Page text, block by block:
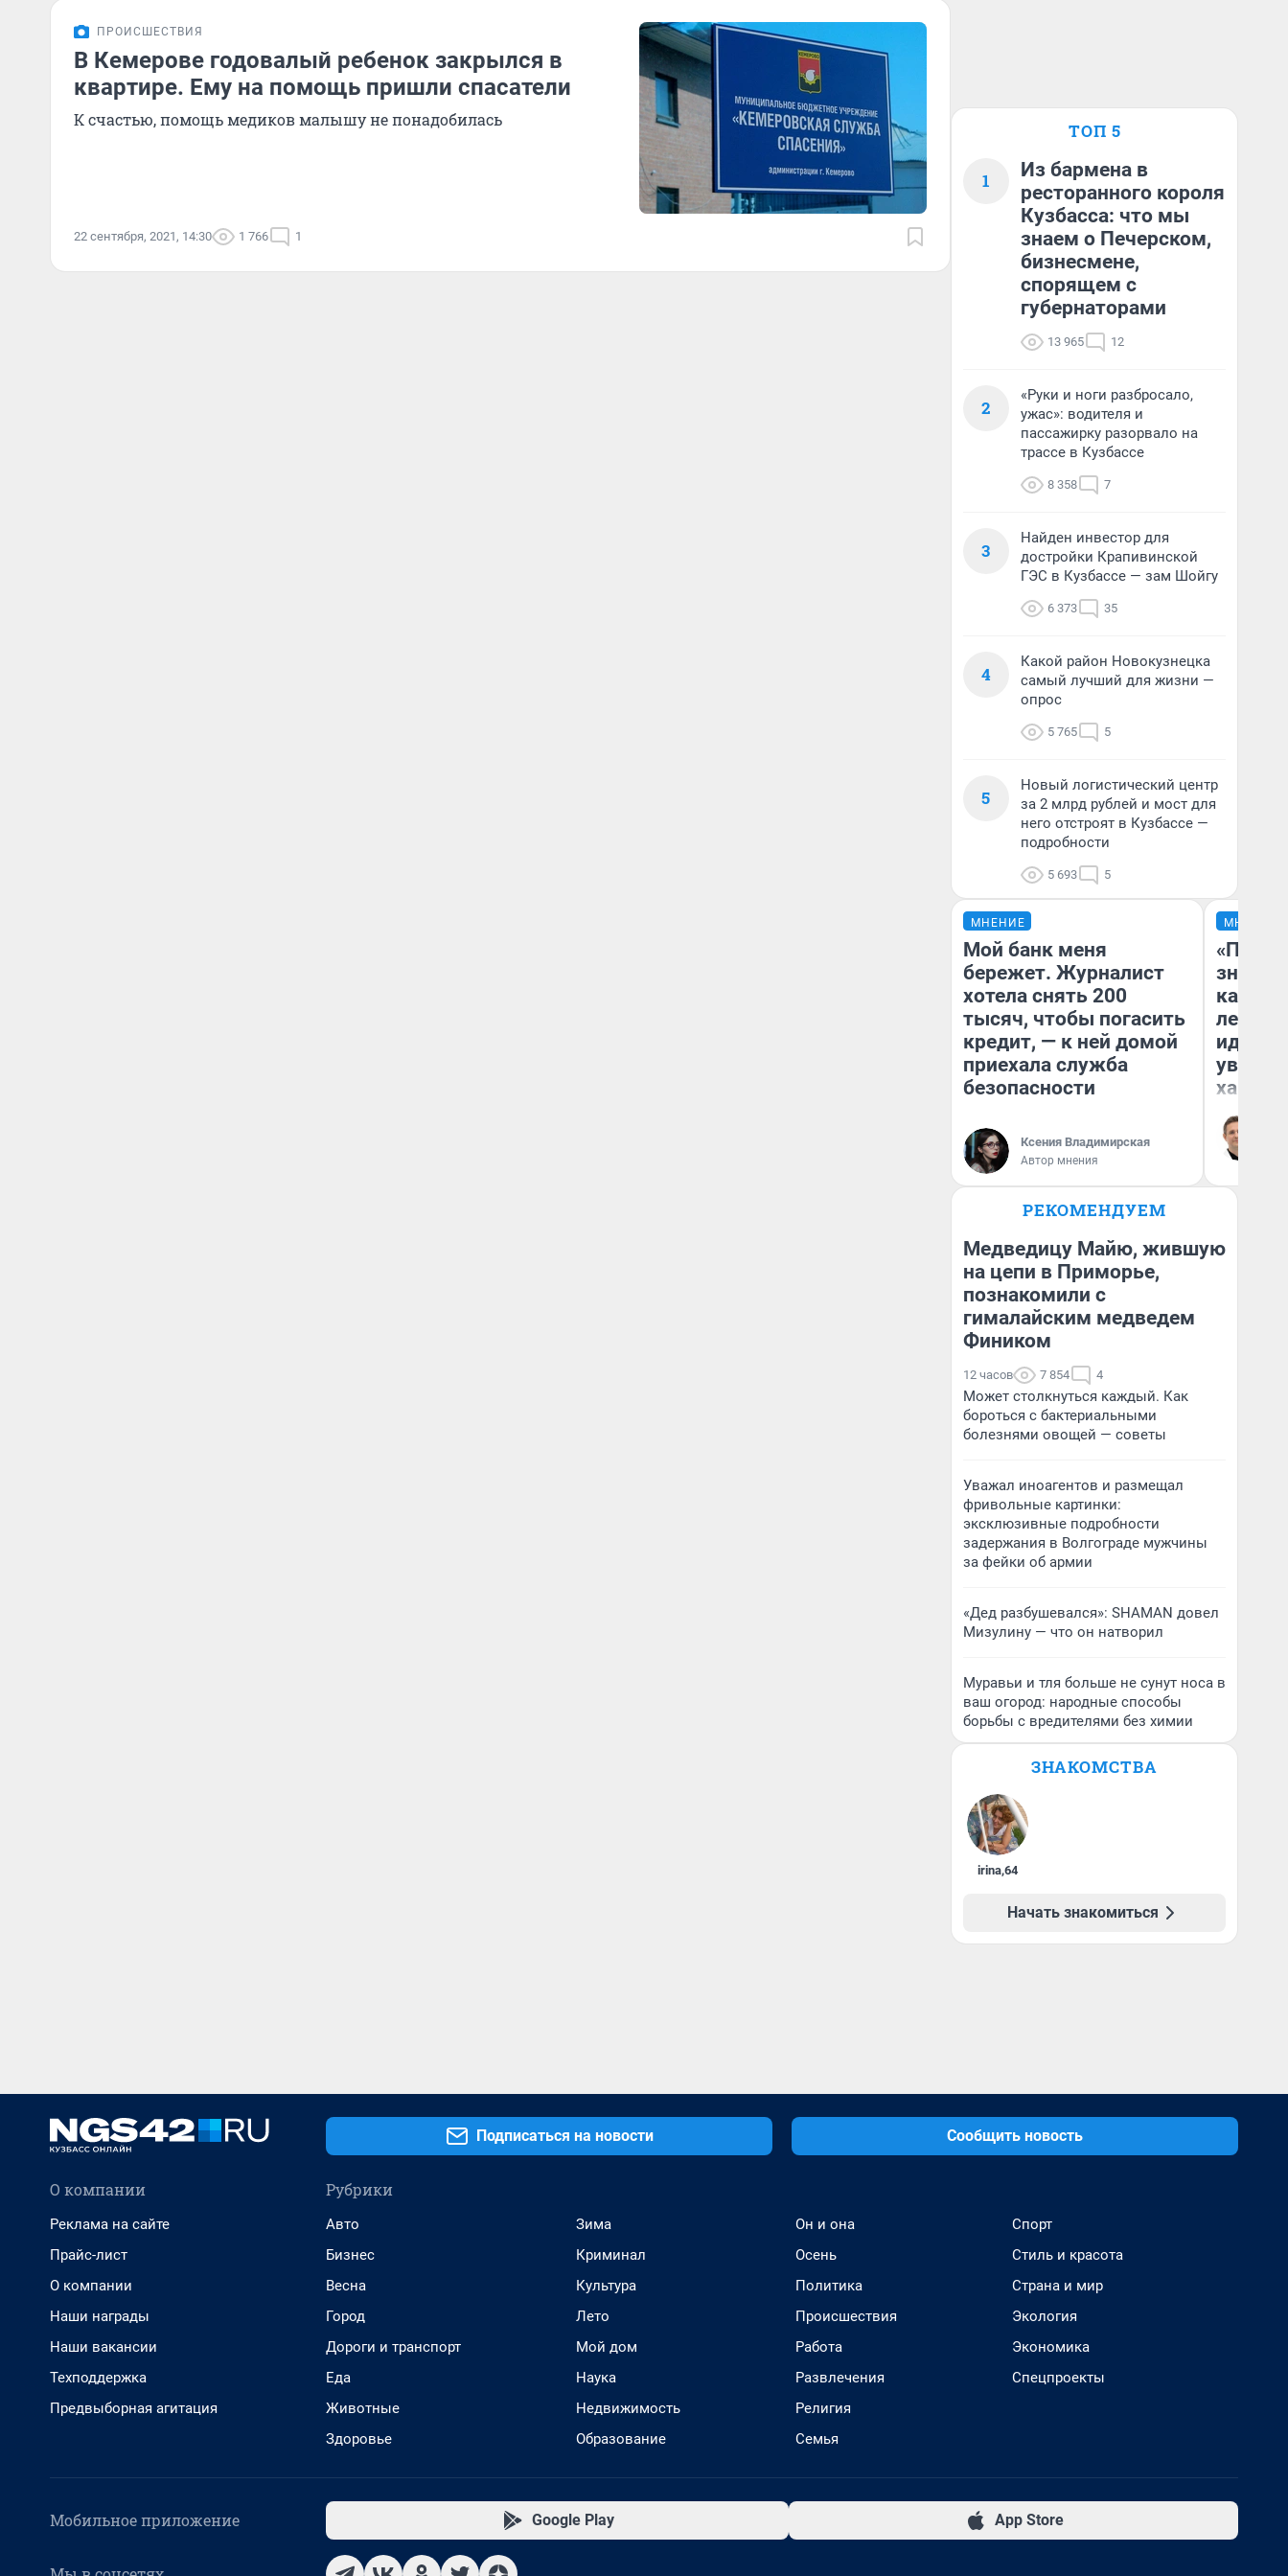
ПРОИСШЕСТВИЯ
В Кемерове годовалый ребенок закрылся в
квартире. Ему на помощь пришли спасатели
К счастью, помощь медиков малышу не понадобилась
22 сентября, 2021, 14:30 1 766 1
ТОП 5
1
Из бармена в
ресторанного короля
Кузбасса: что мы
знаем о Печерском,
бизнесмене,
спорящем с
губернаторами
13 965 12
2
«Руки и ноги разбросало,
ужас»: водителя и
пассажирку разорвало на
трассе в Кузбассе
8 358 7
3
Найден инвестор для
достройки Крапивинской
ГЭС в Кузбассе — зам Шойгу
6 373 35
4
Какой район Новокузнецка
самый лучший для жизни —
опрос
5 765 5
5
Новый логистический центр
за 2 млрд рублей и мост для
него отстроят в Кузбассе —
подробности
5 693 5
МНЕНИЕ
Мой банк меня
бережет. Журналист
хотела снять 200
тысяч, чтобы погасить
кредит, — к ней домой
приехала служба
безопасности
Ксения Владимирская
Автор мнения
МНЕНИЕ
идею
РЕКОМЕНДУЕМ
Медведицу Майю, жившую
на цепи в Приморье,
познакомили с
гималайским медведем
Фиником
12 часов 7 854 4
Может столкнуться каждый. Как
бороться с бактериальными
болезнями овощей — советы
Уважал иноагентов и размещал
фривольные картинки:
эксклюзивные подробности
задержания в Волгограде мужчины
за фейки об армии
«Дед разбушевался»: SHAMAN довел
Мизулину — что он натворил
Муравьи и тля больше не сунут носа в
ваш огород: народные способы
борьбы с вредителями без химии
ЗНАКОМСТВА
irina,64
Начать знакомиться
Подписаться на новости Сообщить новость
О компании
Реклама на сайте
Прайс-лист
О компании
Наши награды
Наши вакансии
Техподдержка
Предвыборная агитация
Рубрики
Авто
Бизнес
Весна
Город
Дороги и транспорт
Еда
Животные
Здоровье
Зима
Криминал
Культура
Лето
Мой дом
Наука
Недвижимость
Образование
Он и она
Осень
Политика
Происшествия
Работа
Развлечения
Религия
Семья
Спорт
Стиль и красота
Страна и мир
Экология
Экономика
Спецпроекты
Мобильное приложение Google Play App Store